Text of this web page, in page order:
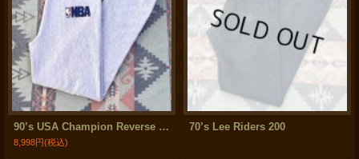
90’s USA Champion Reverse Weave Sweat Pants "NBA"(Large)
8,998円(税込)
70’s Lee Riders 200